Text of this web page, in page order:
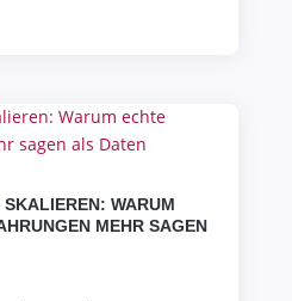
WARUM
MEHR SAGEN